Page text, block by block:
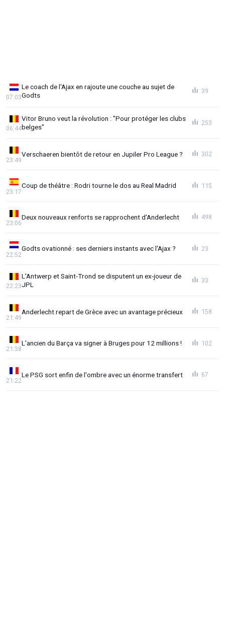
Le coach de l'Ajax en rajoute une couche au sujet de
Godts
07:03
39
Vitor Bruno veut la révolution : "Pour protéger les clubs
belges"
06:44
253
Verschaeren bientôt de retour en Jupiler Pro League ?
23:49
302
Coup de théâtre : Rodri tourne le dos au Real Madrid
23:17
115
Deux nouveaux renforts se rapprochent d'Anderlecht
23:06
498
Godts ovationné : ses derniers instants avec l'Ajax ?
22:52
23
L'Antwerp et Saint-Trond se disputent un ex-joueur de
JPL
22:23
33
Anderlecht repart de Grèce avec un avantage précieux
21:49
158
L'ancien du Barça va signer à Bruges pour 12 millions !
21:38
102
Le PSG sort enfin de l'ombre avec un énorme transfert
21:22
67